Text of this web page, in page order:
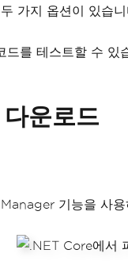
가지 옵션이 있습니
드를 테스트할 수 있
운로드
기능을 사용